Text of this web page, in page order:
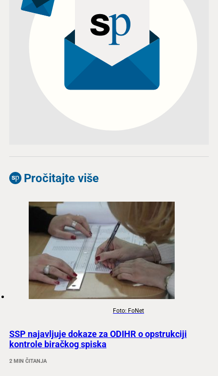
Pročitajte više
Foto: FoNet
SSP najavljuje dokaze za ODIHR o opstrukciji
kontrole biračkog spiska
2 MIN ČITANJA